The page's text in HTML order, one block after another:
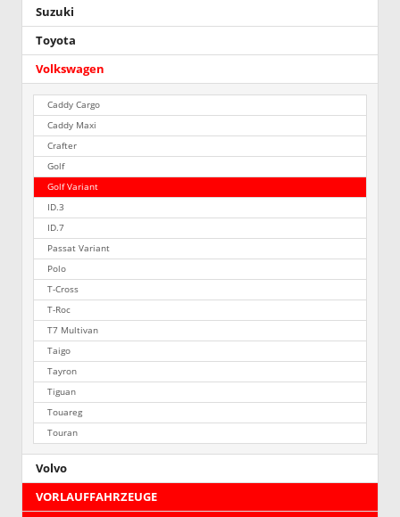
Suzuki
Toyota
Volkswagen
Caddy Cargo
Caddy Maxi
Crafter
Golf
Golf Variant
ID.3
ID.7
Passat Variant
Polo
T-Cross
T-Roc
T7 Multivan
Taigo
Tayron
Tiguan
Touareg
Touran
Volvo
VORLAUFFAHRZEUGE